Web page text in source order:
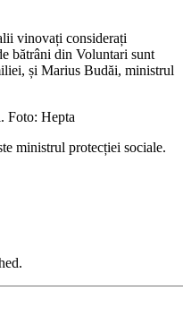
vinovați considerați
bătrâni din Voluntari sunt
și Marius Budăi, ministrul
Foto: Hepta
ministrul protecției sociale.